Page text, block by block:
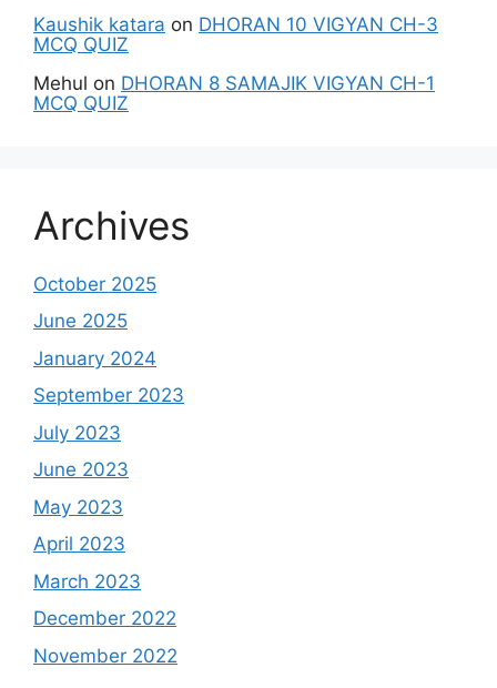
Kaushik katara on DHORAN 10 VIGYAN CH-3
MCQ QUIZ
Mehul on DHORAN 8 SAMAJIK VIGYAN CH-1
MCQ QUIZ
Archives
October 2025
June 2025
January 2024
September 2023
July 2023
June 2023
May 2023
April 2023
March 2023
December 2022
November 2022